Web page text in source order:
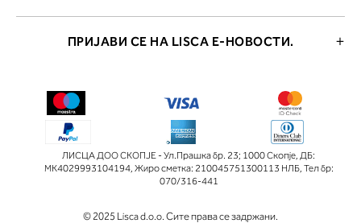
ПРИЈАВИ СЕ НА LISCA Е-НОВОСТИ.
ЛИСЦА ДОО СКОПЈЕ - Ул.Прашка бр. 23; 1000 Скопје, ДБ:
МК4029993104194, Жиро сметка: 210045751300113 НЛБ, Тел бр:
070/316-441
© 2025 Lisca d.o.o. Сите права се задржани.